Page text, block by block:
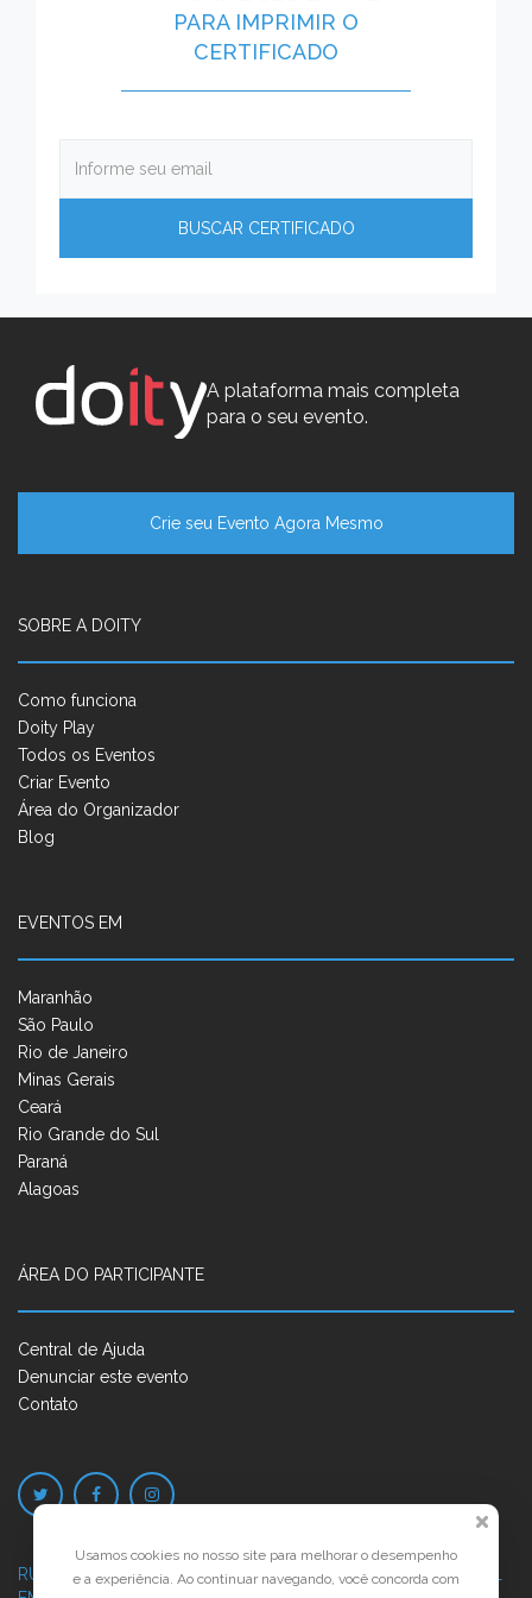
PARA IMPRIMIR O
CERTIFICADO
A plataforma mais completa
para o seu evento.
Crie seu Evento Agora Mesmo
SOBRE A DOITY
Como funciona
Doity Play
Todos os Eventos
Criar Evento
Área do Organizador
Blog
EVENTOS EM
Maranhão
São Paulo
Rio de Janeiro
Minas Gerais
Ceará
Rio Grande do Sul
Paraná
Alagoas
ÁREA DO PARTICIPANTE
Central de Ajuda
Denunciar este evento
Contato
RUA JOSÉ PONTES DE MAGALHÃES, 70JATIÚCA, MACEIÓ - AL
Usamos cookies no nosso site para melhorar o desempenho
e a experiência. Ao continuar navegando, você concorda com